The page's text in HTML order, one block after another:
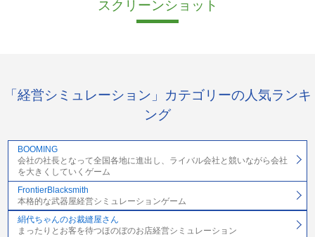
スクリーンショット
「経営シミュレーション」カテゴリーの人気ランキ
ング
BOOMING
会社の社長となって全国各地に進出し、ライバル会社と競いながら会社
を大きくしていくゲーム
FrontierBlacksmith
本格的な武器屋経営シミュレーションゲーム
絹代ちゃんのお裁縫屋さん
まったりとお客を待つほのぼのお店経営シミュレーション